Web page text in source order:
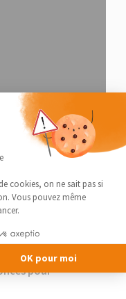
pour
cookies, on ne sait pas si
Vous pouvez même
OK pour moi